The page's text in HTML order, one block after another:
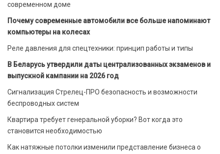
современном доме
Почему современные автомобили все больше напоминают
компьютеры на колесах
Реле давления для спецтехники: принцип работы и типы
В Беларусь утвердили даты централизованных экзаменов и
выпускной кампании на 2026 год
Сигнализация Стрелец-ПРО безопасность и возможности
беспроводных систем
Квартира требует генеральной уборки? Вот когда это
становится необходимостью
Как натяжные потолки изменили представление бизнеса о